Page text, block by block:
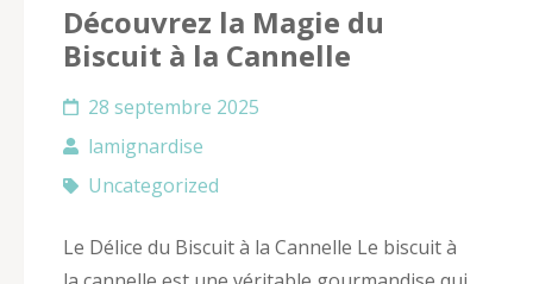
Découvrez la Magie du
Biscuit à la Cannelle
28 septembre 2025
lamignardise
Uncategorized
Le Délice du Biscuit à la Cannelle Le biscuit à